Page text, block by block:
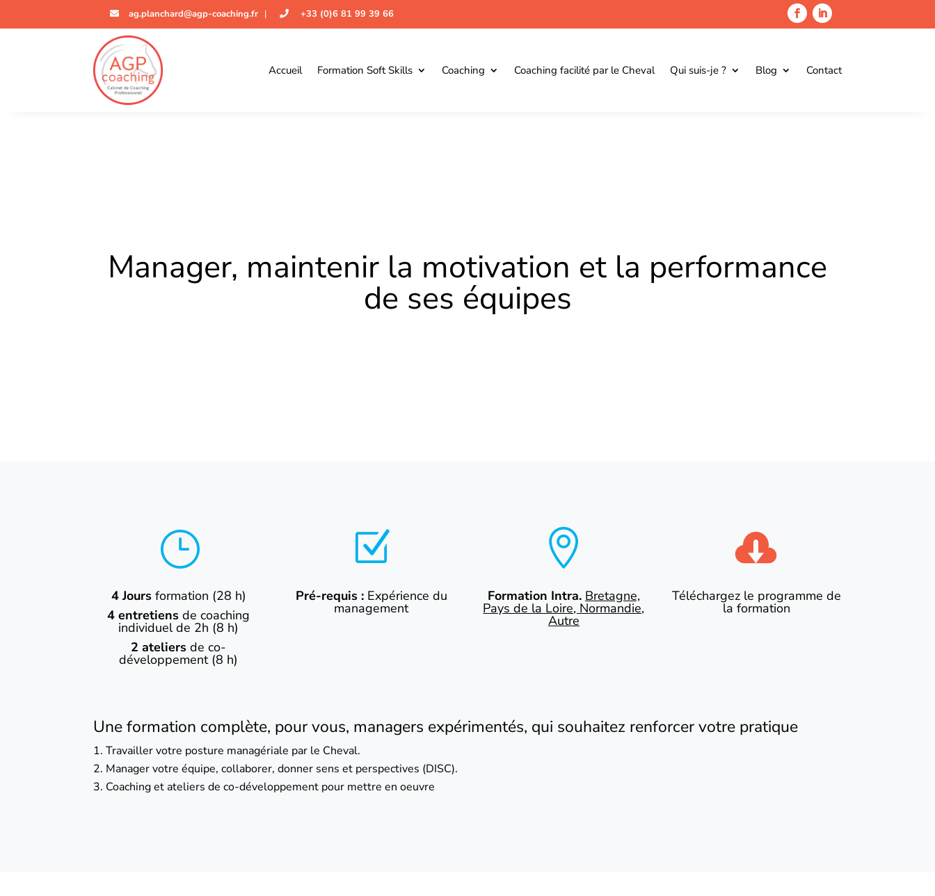
ag.planchard@agp-coaching.fr| +33 (0)6 81 99 39 66
Accueil Formation Soft Skills Coaching Coaching facilité par le Cheval Qui suis-je ? Blog Contact
Manager, maintenir la motivation et la performance
de ses équipes
}
4 Joursformation (28 h)
4 entretiens de coaching
individuel de 2h (8 h)
2 ateliers de co-
développement (8 h)
Z
Pré-requis :Expérience du
management

Formation Intra. Bretagne,
Pays de la Loire, Normandie,
Autre

Téléchargez le programme de
la formation
Une formation complète, pour vous, managers expérimentés, qui souhaitez renforcer votre pratique
Travailler votre posture managériale par le Cheval.
Manager votre équipe, collaborer, donner sens et perspectives (DISC).
Coaching et ateliers de co-développement pour mettre en oeuvre